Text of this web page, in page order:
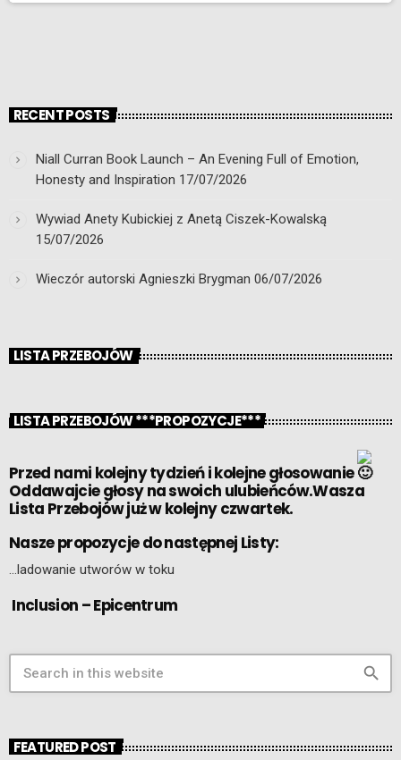
RECENT POSTS
Niall Curran Book Launch – An Evening Full of Emotion,
Honesty and Inspiration 17/07/2026
Wywiad Anety Kubickiej z Anetą Ciszek-Kowalską
15/07/2026
Wieczór autorski Agnieszki Brygman 06/07/2026
LISTA PRZEBOJÓW
LISTA PRZEBOJÓW ***PROPOZYCJE***
Przed nami kolejny tydzień i kolejne głosowanie
Oddawajcie głosy na swoich ulubieńców.Wasza
Lista Przebojów już w kolejny czwartek.
Nasze propozycje do następnej Listy:
…ladowanie utworów w toku
Inclusion – Epicentrum
search
FEATURED POST